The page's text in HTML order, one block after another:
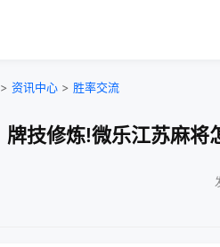
> 资讯中心 > 胜率交流
牌技修炼!微乐江苏麻将